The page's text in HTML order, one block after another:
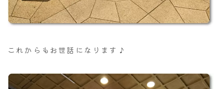
これからもお世話になります♪